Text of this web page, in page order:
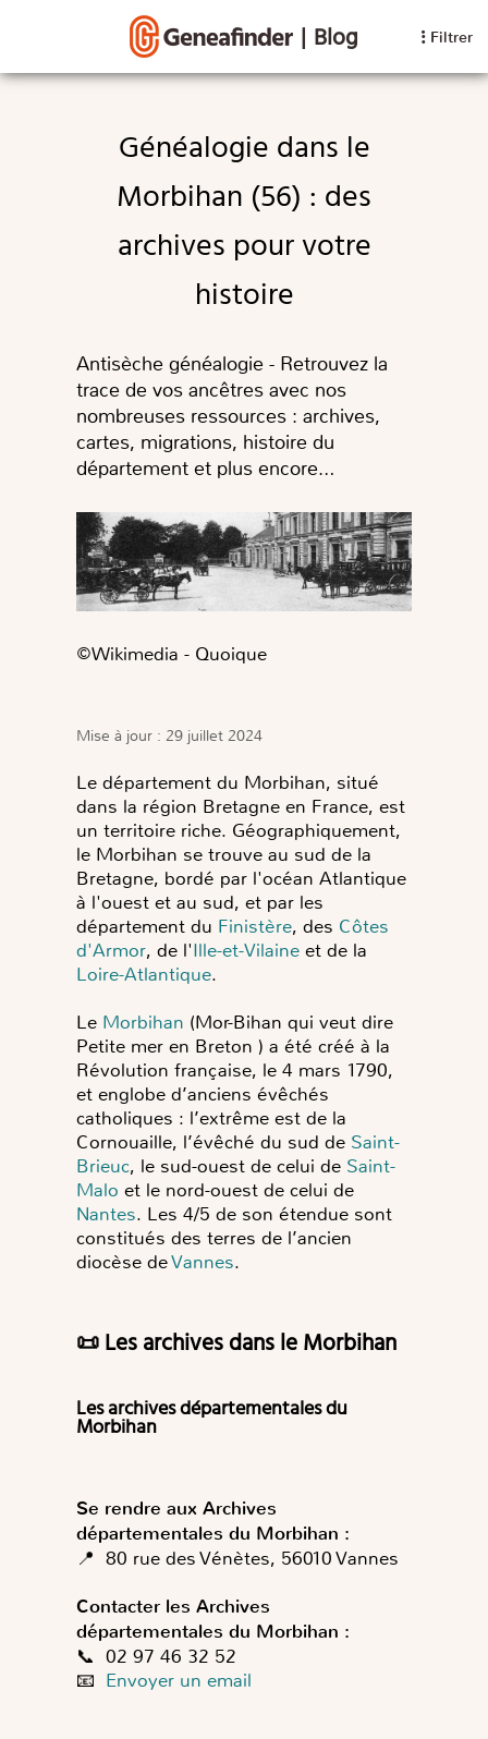
| Blog Filtrer
Généalogie dans le
Morbihan (56) : des
archives pour votre
histoire
Antisèche généalogie - Retrouvez la
trace de vos ancêtres avec nos
nombreuses ressources : archives,
cartes, migrations, histoire du
département et plus encore…
©️Wikimedia - Quoique
Mise à jour : 29 juillet 2024
Le département du Morbihan, situé
dans la région Bretagne en France, est
un territoire riche. Géographiquement,
le Morbihan se trouve au sud de la
Bretagne, bordé par l'océan Atlantique
à l'ouest et au sud, et par les
département du Finistère, des Côtes
d'Armor, de l'Ille-et-Vilaine et de la
Loire-Atlantique.
Le Morbihan (Mor-Bihan qui veut dire
Petite mer en Breton ) a été créé à la
Révolution française, le 4 mars 1790,
et englobe d’anciens évêchés
catholiques : l’extrême est de la
Cornouaille, l’évêché du sud de Saint-
Brieuc, le sud-ouest de celui de Saint-
Malo et le nord-ouest de celui de
Nantes. Les 4/5 de son étendue sont
constitués des terres de l’ancien
diocèse deVannes.
📜 Les archives dans le Morbihan
Les archives départementales du
Morbihan
Se rendre aux Archives
départementales du Morbihan :
📍 80 rue des Vénètes, 56010 Vannes
Contacter les Archives
départementales du Morbihan :
📞 02 97 46 32 52
📧 Envoyer un email